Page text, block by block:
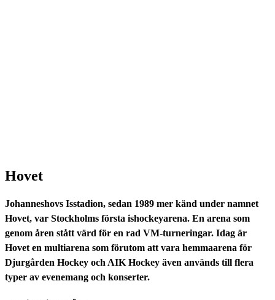
Hovet
Johanneshovs Isstadion, sedan 1989 mer känd under namnet
Hovet, var Stockholms första ishockeyarena. En arena som
genom åren stått värd för en rad VM-turneringar. Idag är
Hovet en multiarena som förutom att vara hemmaarena för
Djurgården Hockey och AIK Hockey även används till flera
typer av evenemang och konserter.